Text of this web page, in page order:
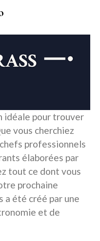
idéale pour trouver
vous cherchiez
professionnels
élaborées par
tout ce dont vous
prochaine
a été créé par une
et de